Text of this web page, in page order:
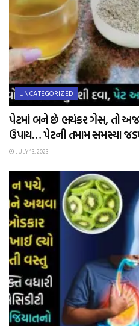
UNCATEGORIZED
પેટમાં બને છે ભયંકર ગેસ, તો
ઉપાય… પેટની તમામ સમસ્યા
JULY 13, 2023